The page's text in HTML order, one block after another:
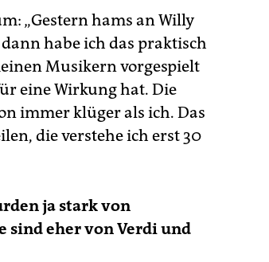
„Gestern hams an Willy
habe ich das praktisch
Musikern vorgespielt
eine Wirkung hat. Die
immer klüger als ich. Das
die verstehe ich erst 30
ja stark von
sind eher von Verdi und